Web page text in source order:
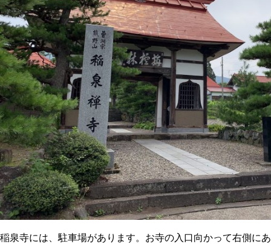
稲泉寺には、駐車場があります。お寺の入口向かって右側にあ